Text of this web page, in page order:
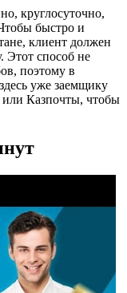
круглосуточно,
быстро и
клиент должен
Этот способ не
поэтому в
уже заемщику
или Казпочты, чтобы